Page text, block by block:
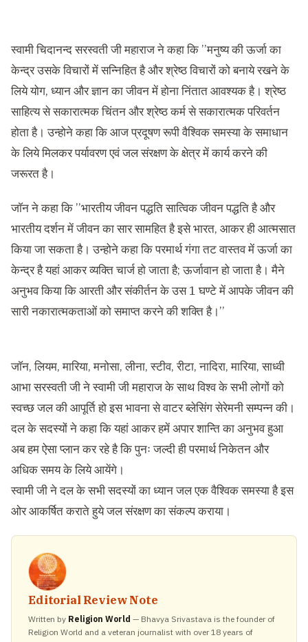
स्वामी चिदानन्द सरस्वती जी महाराज ने कहा कि ’’मनुष्य की ऊर्जा का
केन्द्र उसके विचारों में सन्निहित है और श्रेष्ठ विचारों को बनाये रखने के
लिये योग, ध्यान और ज्ञान का जीवन में होना निंतात आवश्यक है। श्रेष्ठ
साहित्य से सकारात्मक चिंतन और श्रेष्ठ कर्म से सकारात्मक परिवर्तन
होता है। उन्होने कहा कि आज प्रदूषण रूपी वैश्विक समस्या के समाधान
के लिये मिलकर पर्यावरण एवं जल संरक्षण के क्षेत्र में कार्य करने की
जरूरत है।
जाॅन ने कहा कि ’’भारतीय जीवन पद्धति सात्विक जीवन पद्धति है और
भारतीय दर्शन में जीवन का सार सामहित है इसे भारत, आकर ही आत्मसात
किया जा सकता है। उन्होने कहा कि परमार्थ गंगा तट वास्तव में ऊर्जा का
केन्द्र है यहां आकर व्यक्ति चार्ज हो जाता है; ऊर्जावान हो जाता है। मैने
अनुभव किया कि आरती और संकीर्तन के उस 1 घण्टे में आपके जीवन की
सारी नकारात्मकताओं को समाप्त करने की शक्ति है।’’
जाॅन, लियम, मारिया, मनोसा, लीना, स्टीव, रीटा, नादिरा, मारिया, साध्वी
आभा सरस्वती जी ने स्वामी जी महाराज के साथ विश्व के सभी लोगों को
स्वच्छ जल की आपूर्ति हो इस भावना से वाटर ब्लेसिंग सेरेमनी सम्पन्न की।
दल के सदस्यों ने कहा कि यहां आकर हमें अपार शान्ति का अनुभव हुआ
अब हम ऐसा प्लान कर रहे है कि पुनः जल्दी ही परमार्थ निकेतन और
अधिक समय के लिये आयेंगे।
स्वामी जी ने दल के सभी सदस्यों का ध्यान जल एक वैश्विक समस्या है इस
ओर आकर्षित कराते हुये जल संरक्षण का संकल्प कराया।
Editorial Review Note
Written by Religion World — Bhavya Srivastava is the founder of
Religion World and a veteran journalist with over 18 years of